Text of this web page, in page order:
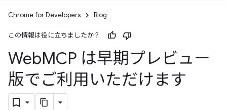
Chrome for Developers Blog
この情報は役に立ちましたか？
WebMCP は早期プレビュー
版でご利用いただけます